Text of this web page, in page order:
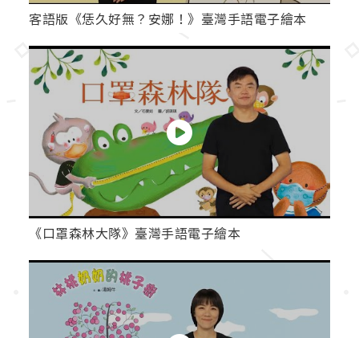
客語版《恁久好無？安娜！》臺灣手語電子繪本
《口罩森林大隊》臺灣手語電子繪本